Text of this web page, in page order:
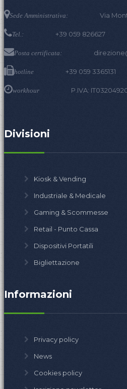
Sede Amministrativa: Via
Tel.: +39 059 826627
Posta certificata:
hotline +39 059 3365131
workhour P.IVA:
Divisioni
Kiosk & Vending
Industriale & Medicale
Gaming & Scommesse
Retail - Punto Cassa
Dispositivi Portatili
Bigliettazione
Informazioni
Privacy policy
News
Cookies policy